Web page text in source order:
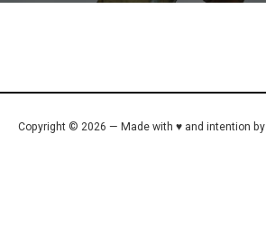
Copyright © 2026 — Made with ♥ and intention by